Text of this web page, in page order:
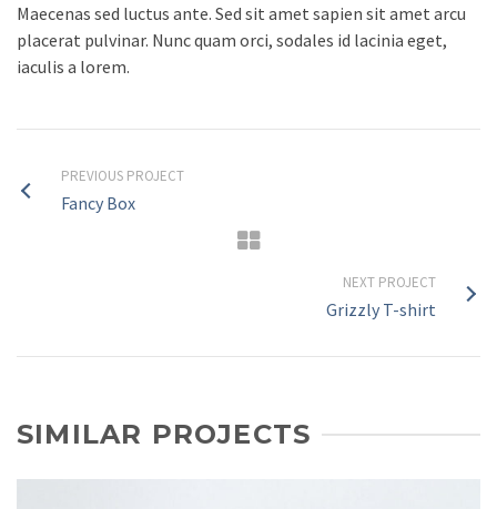
Maecenas sed luctus ante. Sed sit amet sapien sit amet arcu
placerat pulvinar. Nunc quam orci, sodales id lacinia eget,
iaculis a lorem.
PREVIOUS PROJECT
Fancy Box
NEXT PROJECT
Grizzly T-shirt
SIMILAR PROJECTS